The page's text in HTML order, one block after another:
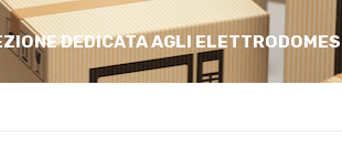
DEDICATA AGLI